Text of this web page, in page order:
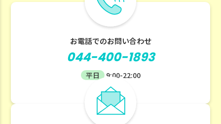
お電話でのお問い合わせ
044-400-1893
平日 9:00-22:00